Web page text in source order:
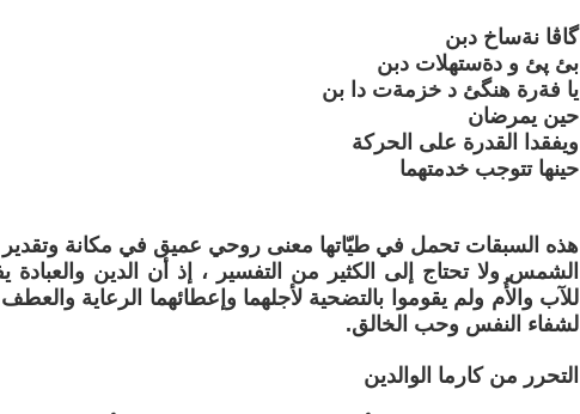
گاڤا نةساخ دبن
بئ پئ و دةستهلات دبن
يا فةرة هنگئ د خزمةت دا بن
حين يمرضان
ويفقدا القدرة على الحركة
حينها تتوجب خدمتهما
هذه السبقات تحمل في طيّاتها معنى روحي عميق في مكانة
الشمس ولا تحتاج إلى الكثير من التفسير ، إذ أن الدين والعبادة
للآب والأُم ولم يقوموا بالتضحية لأجلهما وإعطائهما الرعاية
لشفاء النفس وحب الخالق.
التحرر من كارما الوالدين